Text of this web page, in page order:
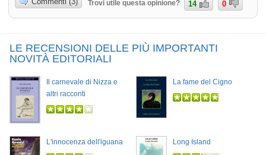
Trovi utile questa opinione? 14 0
LE RECENSIONI DELLE PIÙ IMPORTANTI
NOVITÀ EDITORIALI
Il carnevale di Nizza e
altri racconti
La fame del Cigno
L'innocenza dell'iguana Long Island